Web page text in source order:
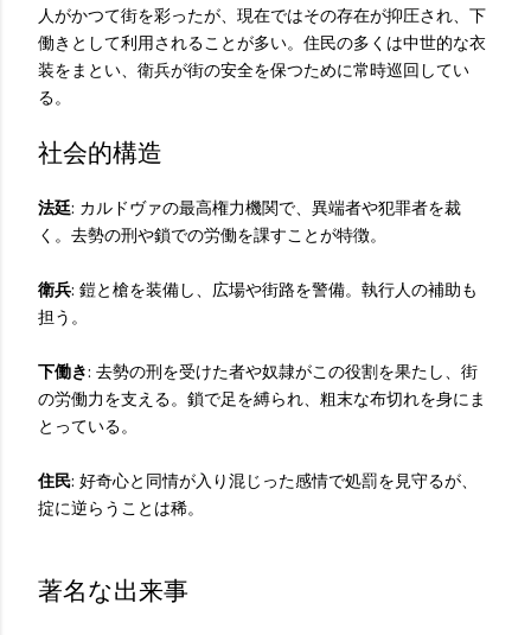
人がかつて街を彩ったが、現在ではその存在が抑圧され、下
働きとして利用されることが多い。住民の多くは中世的な衣
装をまとい、衛兵が街の安全を保つために常時巡回してい
る。
社会的構造
法廷: カルドヴァの最高権力機関で、異端者や犯罪者を裁
く。去勢の刑や鎖での労働を課すことが特徴。
衛兵: 鎧と槍を装備し、広場や街路を警備。執行人の補助も
担う。
下働き: 去勢の刑を受けた者や奴隷がこの役割を果たし、街
の労働力を支える。鎖で足を縛られ、粗末な布切れを身にま
とっている。
住民: 好奇心と同情が入り混じった感情で処罰を見守るが、
掟に逆らうことは稀。
著名な出来事